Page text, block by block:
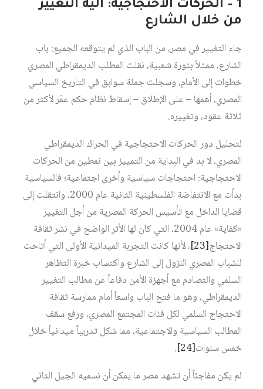
1 – الحركات الاحتجاجية: آلية التغيير
من خلال الشارع
جاء التغيير في مصر، من الباب الذي لم يتوقعه الجميع: باب
الشارع، ممثلاً بثورة شعبية، نقلت المطلب الديمقراطي المصري
خطوات إلى الأمام، وسجلت جملة سوابق في التاريخ السياسي
المصري، أهمها – على الإطلاق – إسقاط نظام حكم عمّر لأكثر من
ثلاثة عقود، وتغييره.
لتحليل دور الحركات الاحتجاجية في الحراك الديمقراطي
المصري، لا بد في البداية من التمييز بين نمطين من الحركات
الاحتجاجية: احتجاجات سياسية وأخرى اجتماعية؛ فالسياسية
بدأت مع الانتفاضة الفلسطينية الثانية عام 2000، وانتقلت إلى
قضايا الداخل مع تأسيس الحركة المصرية من أجل التغيير
«كفاية» عام 2004، التي كان لها الأثر الواضح في نشر ثقافة
الاحتجاج‏[23]
، لأنها كانت التجربة الميدانية الأولى التي أتاحت
للشباب المصري النزول إلى الشارع واكتساب خبرة التظاهر
السلمي والتصادم مع أجهزة الأمن دفاعاً عن مطالب التغيير
الديمقراطي، وهو ما فتح الباب واسعاً أمام ممارسة ثقافة
الاحتجاج السلمي لكل فئات المجتمع المصري، ورفع سقف
المطالب السياسية والاجتماعية، مما شكل تدريباً ميدانياً خلال
خمس سنوات‏[24]
.
لم يكن مفاجئاً أن تشهد مصر ما يمكن أن نسميه الجيل الثاني